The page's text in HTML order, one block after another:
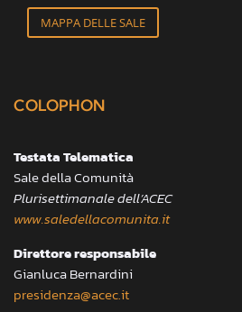
MAPPA DELLE SALE
COLOPHON
Testata Telematica
Sale della Comunità
Plurisettimanale dell’ACEC
www.saledellacomunita.it
Direttore responsabile
Gianluca Bernardini
presidenza@acec.it